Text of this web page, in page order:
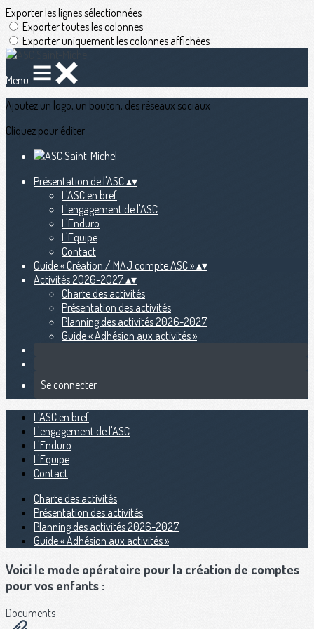
Exporter les lignes sélectionnées
Exporter toutes les colonnes
Exporter uniquement les colonnes affichées
Menu
Ajoutez un logo, un bouton, des réseaux sociaux
Cliquez pour éditer
Présentation de l'ASC▴▾
L'ASC en bref
L'engagement de l'ASC
L'Enduro
L'Equipe
Contact
Guide « Création / MAJ compte ASC »▴▾
Activités 2026-2027▴▾
Charte des activités
Présentation des activités
Planning des activités 2026-2027
Guide « Adhésion aux activités »
Se connecter
L'ASC en bref
L'engagement de l'ASC
L'Enduro
L'Equipe
Contact
Charte des activités
Présentation des activités
Planning des activités 2026-2027
Guide « Adhésion aux activités »
Voici le mode opératoire pour la création de comptes
pour vos enfants :
Documents